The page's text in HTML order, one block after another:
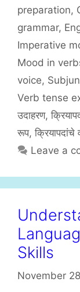
e
g
o
r
s
g
s
preparation,
grammar,
Imperative
Mood in
voice,
Verb tense
उदाहरण,
रूप, क्रियापदांचे
Leave a
Skills
November